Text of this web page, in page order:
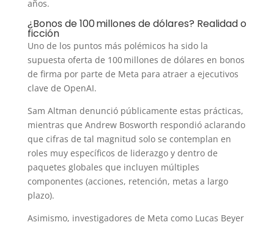
años.
¿Bonos de 100 millones de dólares? Realidad o
ficción
Uno de los puntos más polémicos ha sido la
supuesta oferta de 100 millones de dólares en bonos
de firma por parte de Meta para atraer a ejecutivos
clave de OpenAI.
Sam Altman denunció públicamente estas prácticas,
mientras que Andrew Bosworth respondió aclarando
que cifras de tal magnitud solo se contemplan en
roles muy específicos de liderazgo y dentro de
paquetes globales que incluyen múltiples
componentes (acciones, retención, metas a largo
plazo).
Asimismo, investigadores de Meta como Lucas Beyer